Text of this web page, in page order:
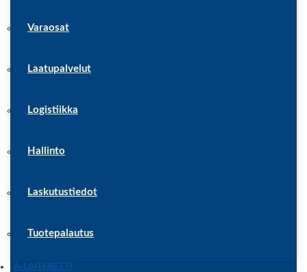
Varaosat
Laatupalvelut
Logistiikka
Hallinto
Laskutustiedot
Tuotepalautus
A-LAITENETTI